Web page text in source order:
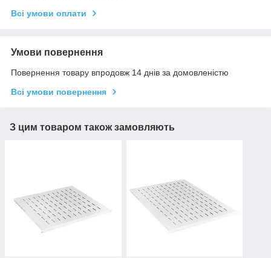
Всі умови оплати
Умови повернення
Повернення товару впродовж 14 днів за домовленістю
Всі умови повернення
З цим товаром також замовляють